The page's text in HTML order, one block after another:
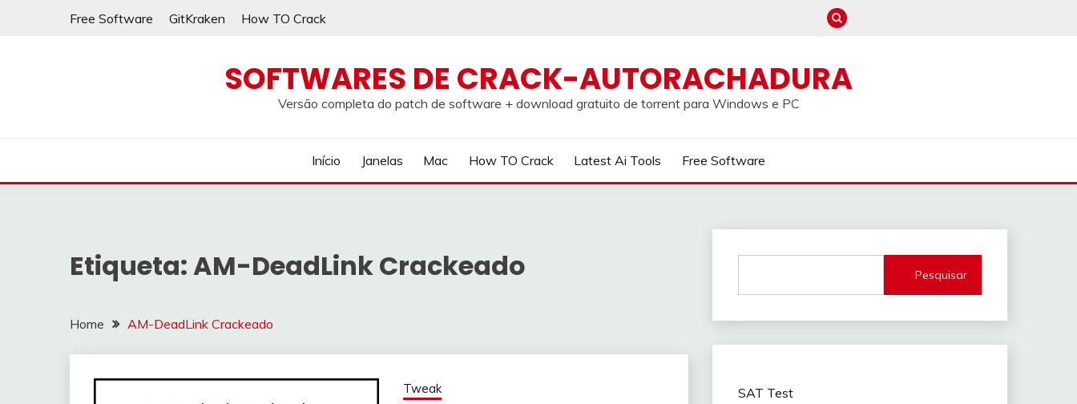
Free Software GitKraken How TO Crack
SOFTWARES DE CRACK-AUTORACHADURA
Versão completa do patch de software + download gratuito de torrent para Windows e PC
Início Janelas Mac How TO Crack Latest Ai Tools Free Software
Etiqueta:AM-DeadLink Crackeado
Home AM-DeadLink Crackeado
Tweak
Pesquisar
SAT Test